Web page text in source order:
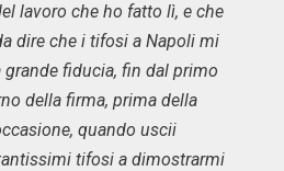
lavoro che ho fatto lì, e che
dire che i tifosi a Napoli mi
fiducia, fin dal primo
della firma, prima della
quando uscii
tifosi a dimostrarmi